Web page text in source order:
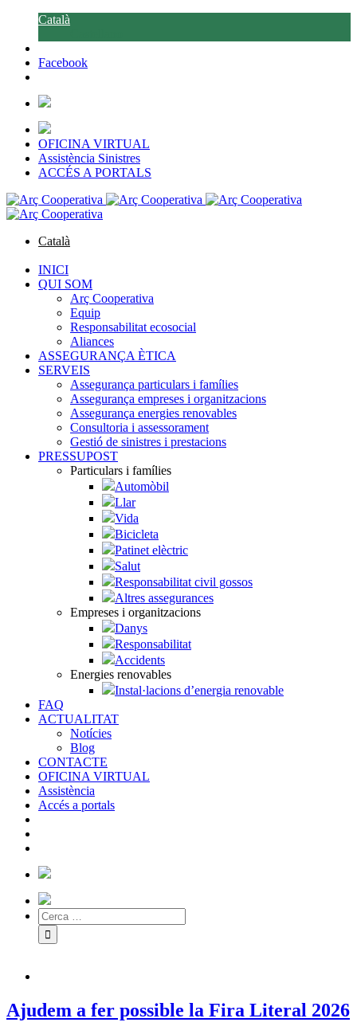
Català
Facebook
OFICINA VIRTUAL
Assistència Sinistres
ACCÉS A PORTALS
Català
INICI
QUI SOM
Arç Cooperativa
Equip
Responsabilitat ecosocial
Aliances
ASSEGURANÇA ÈTICA
SERVEIS
Assegurança particulars i famílies
Assegurança empreses i organitzacions
Assegurança energies renovables
Consultoria i assessorament
Gestió de sinistres i prestacions
PRESSUPOST
Particulars i famílies
Automòbil
Llar
Vida
Bicicleta
Patinet elèctric
Salut
Responsabilitat civil gossos
Altres assegurances
Empreses i organitzacions
Danys
Responsabilitat
Accidents
Energies renovables
Instal·lacions d’energia renovable
FAQ
ACTUALITAT
Notícies
Blog
CONTACTE
OFICINA VIRTUAL
Assistència
Accés a portals
Ajudem a fer possible la Fira Literal 2026